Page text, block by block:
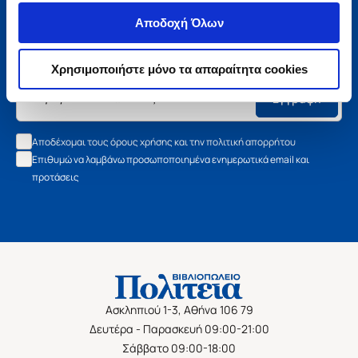
Αποδοχή Όλων
Χρησιμοποιήστε μόνο τα απαραίτητα cookies
Μάθετε τα νέα της Πολιτείας
Εγγραφείτε στο newsletter μας και μάθετε πρώτοι όλα τα
νέα βιβλία, τις εξαιρετικές τιμές και τις εκδηλώσεις μας.
Εγγραφή
Αποδέχομαι τους όρους χρήσης και την πολιτική απορρήτου
Επιθυμώ να λαμβάνω προσωποποιημένα ενημερωτικά email και
προτάσεις
Ασκληπιού 1-3, Αθήνα 106 79
Δευτέρα - Παρασκευή 09:00-21:00
Σάββατο 09:00-18:00